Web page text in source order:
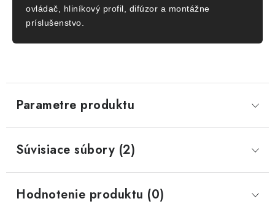
ovládač, hliníkový profil, difúzor a montážne
príslušenstvo.
Parametre produktu
Súvisiace súbory (2)
Hodnotenie produktu (0)